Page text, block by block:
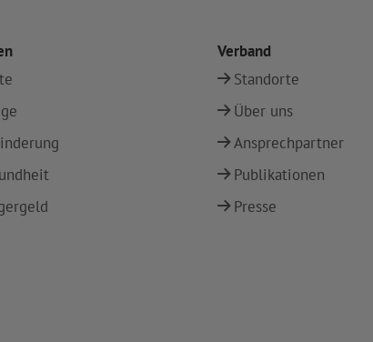
Verband
Standorte
Über uns
Ansprechpartner
Publikationen
Presse